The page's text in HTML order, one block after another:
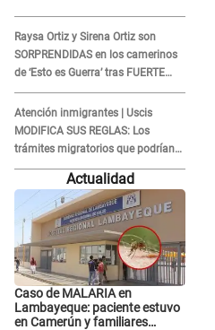
Raysa Ortiz y Sirena Ortiz son
SORPRENDIDAS en los camerinos
de ‘Esto es Guerra’ tras FUERTE
ENFRENTAMIENTO con Gabriel
Moisés: “Gracias”
Atención inmigrantes | Uscis
MODIFICA SUS REGLAS: Los
trámites migratorios que podrían
necesitar tu prueba de ADN
Actualidad
Caso de MALARIA en
Lambayeque: paciente estuvo
en Camerún y familiares